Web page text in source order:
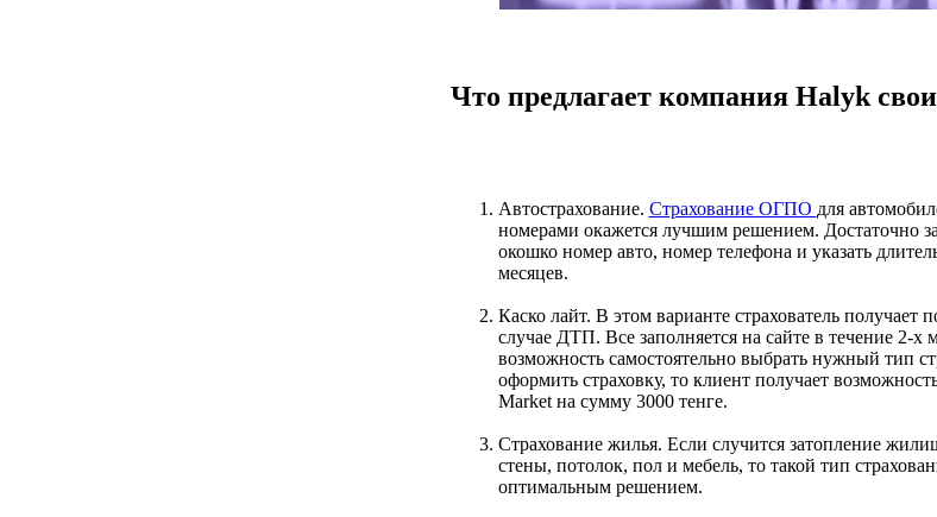
Что предлагает компания Halyk
Автострахование. Страхование ОГПО для
номерами окажется лучшим решением. Достаточно
окошко номер авто, номер телефона и указать
месяцев.
Каско лайт. В этом варианте страхователь получает
случае ДТП. Все заполняется на сайте в течение 2-х
возможность самостоятельно выбрать нужный тип
оформить страховку, то клиент получает
Market на сумму 3000 тенге.
Страхование жилья. Если случится затопление
стены, потолок, пол и мебель, то такой тип
оптимальным решением.